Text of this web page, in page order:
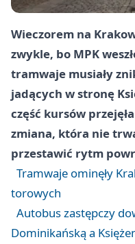
Wieczorem na
zwykle, bo MPK
tramwaje musiały
jadących w stronę
część kursów
zmiana, która nie
przestawić rytm
Tramwaje ominęły
torowych
Autobus zastępczy
Dominikańską a